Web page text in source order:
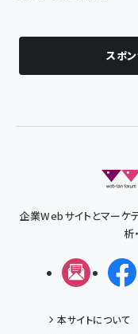
スポ
企業Webサイトとマーケ
析
メルマガ
本サイトについて